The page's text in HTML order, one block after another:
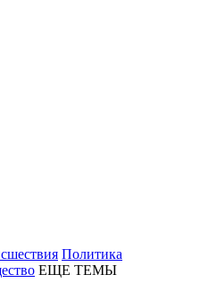
Политика
ЕЩЕ ТЕМЫ